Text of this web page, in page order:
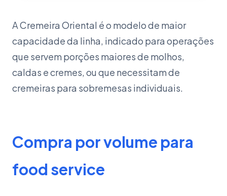
A Cremeira Oriental é o modelo de maior
capacidade da linha, indicado para operações
que servem porções maiores de molhos,
caldas e cremes, ou que necessitam de
cremeiras para sobremesas individuais.
Compra por volume para
food service